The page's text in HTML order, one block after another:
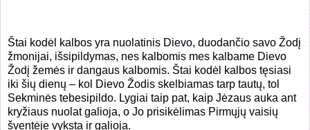
Štai kodėl kalbos yra nuolatinis Dievo, duodančio savo Žodį
žmonijai, išsipildymas, nes kalbomis mes kalbame Dievo
Žodį žemės ir dangaus kalbomis. Štai kodėl kalbos tęsiasi
iki šių dienų – kol Dievo Žodis skelbiamas tarp tautų, tol
Sekminės tebesipildo. Lygiai taip pat, kaip Jėzaus auka ant
kryžiaus nuolat galioja, o Jo prisikėlimas Pirmųjų vaisių
šventėje vyksta ir galioja.